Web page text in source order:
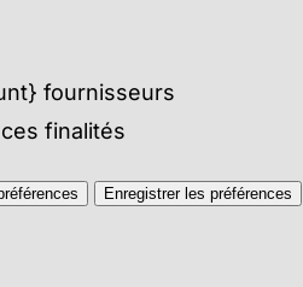
fournisseurs
finalités
Enregistrer les préférences